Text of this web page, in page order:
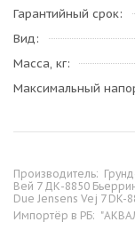
Гарантийный срок
Вид
Масса, кг
Максимальный
Производитель:
Вей 7 ДК-8850
Due Jensens Vej 7 DK-
Импортёр в РБ: